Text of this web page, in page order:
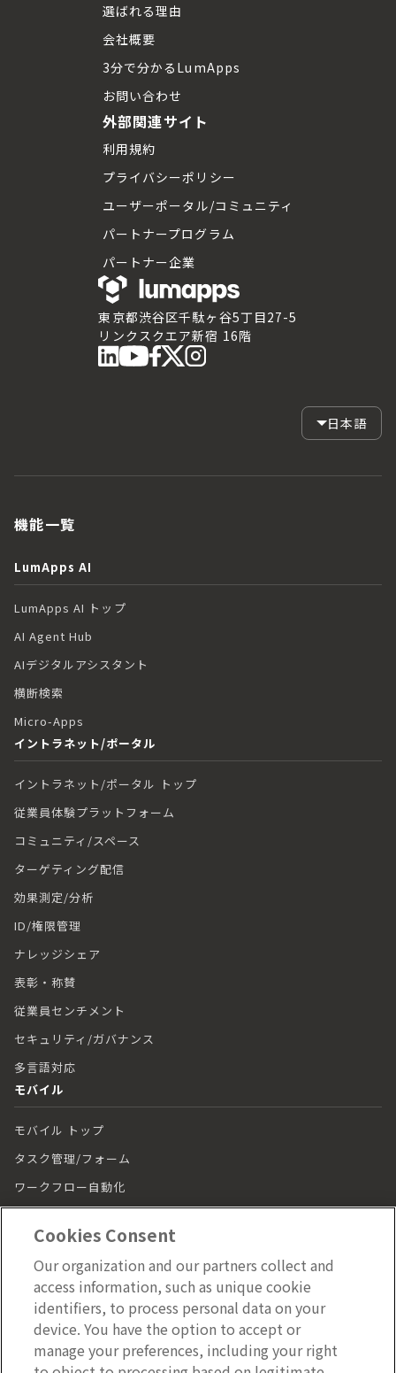
東京都渋谷区千駄ヶ谷5丁目27-5
リンクスクエア新宿 16階
選ばれる理由
会社概要
3分で分かるLumApps
お問い合わせ
外部関連サイト
利用規約
プライバシーポリシー
ユーザーポータル/コミュニティ
パートナープログラム
パートナー企業
日本語
機能一覧
LumApps AI
LumApps AI トップ
AI Agent Hub
AIデジタルアシスタント
横断検索
Micro-Apps
イントラネット/ポータル
イントラネット/ポータル トップ
従業員体験プラットフォーム
コミュニティ/スペース
ターゲティング配信
効果測定/分析
ID/権限管理
ナレッジシェア
表彰・称賛
従業員センチメント
セキュリティ/ガバナンス
多言語対応
モバイル
モバイル トップ
タスク管理/フォーム
ワークフロー自動化
チャット
モバイルアプリ
効果測定/分析
セキュリティ/ガバナンス
ラーニング
Cookies Consent
Our organization and our partners collect and
access information, such as unique cookie
identifiers, to process personal data on your
device. You have the option to accept or
manage your preferences, including your right